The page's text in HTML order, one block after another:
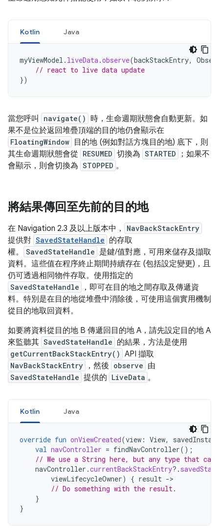
Kotlin Java
myViewModel . liveData.observe(backStackEntry,
// react to live data update
})
當您呼叫 navigate()
時，生命週期狀態會自動更新。如
果不是位於返回堆疊頂端的目的地仍會顯示在
FloatingWindow
目的地 (例如對話方塊目的地) 底下，則
其生命週期狀態會從 RESUMED 切換為 STARTED
；如果不
會顯示，則會切換為 STOPPED 。
將結果傳回至先前的目的地
在 Navigation 2.3 及以上版本中， NavBackStackEntry
提供對 SavedStateHandle 的存取
權。
SavedStateHandle 是鍵/值對應，可用來儲存及擷取
資料。這些值在程序終止期間持續存在 (包括設定變更)，且
仍可透過相同物件存取。使用指定的
SavedStateHandle
，即可在目的地之間存取及傳遞資
料。特別是在目的地從堆疊中消除後，可使用這個實用機制
從目的地取回資料。
如要將資料從目的地 B 傳遞回目的地 A，請先設定目的地 A
來監聽其 SavedStateHandle 的結果，方法是使用
getCurrentBackStackEntry() API 擷取
NavBackStackEntry ，然後 observe 由
SavedStateHandle 提供的 LiveData 。
Kotlin Java
override fun onViewCreated(view : View,
val navController = findNavController();
// We use a String here, but any type that
navController .currentBackStackEntry?.
viewLifecycleOwner) { result ->
// Do something with the result.
}
}